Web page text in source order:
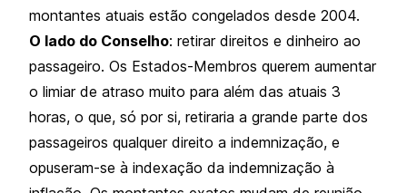
montantes atuais estão congelados desde 2004.
O lado do Conselho: retirar direitos e dinheiro ao
passageiro. Os Estados-Membros querem aumentar
o limiar de atraso muito para além das atuais 3
horas, o que, só por si, retiraria a grande parte dos
passageiros qualquer direito a indemnização, e
opuseram-se à indexação da indemnização à